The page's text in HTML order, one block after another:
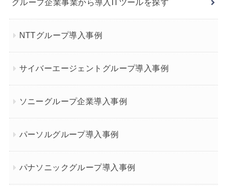
グループ企業事業から導入ITツールを探す
NTTグループ導入事例
サイバーエージェントグループ導入事例
ソニーグループ企業導入事例
パーソルグループ導入事例
パナソニックグループ導入事例